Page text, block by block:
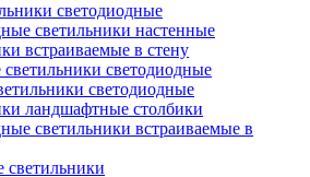
светодиодные
светильники настенные
встраиваемые в стену
светодиодные
ландшафтные столбики
светильники встраиваемые в